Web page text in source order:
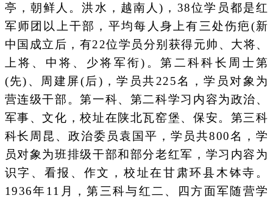
亭，朝鲜人。洪水，越南人)，38位学员都是红
军师团以上干部，平均每人身上有三处伤疤(新
中国成立后，有22位学员分别获得元帅、大将、
上将、中将、少将军衔)。第二科科长周士第
(先)、周建屏(后)，学员共225名，学员对象为
营连级干部。第一科、第二科学习内容为政治、
军事、文化，校址在陕北瓦窑堡、保安。第三科
科长周昆、政治委员袁国平，学员共800名，学
员对象为班排级干部和部分老红军，学习内容为
识字、看报、作文，校址在甘肃环县木钵寺。
1936年11月，第三科与红二、四方面军随营学